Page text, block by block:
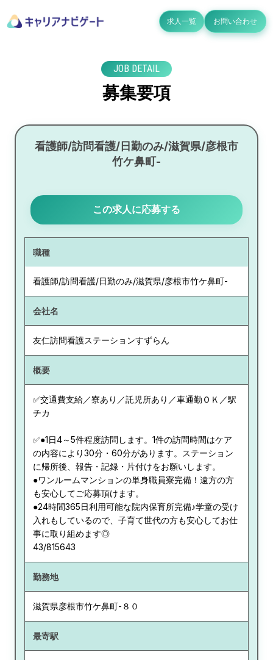
求人一覧 お問い合わせ
JOB DETAIL
募集要項
看護師/訪問看護/日勤のみ/滋賀県/彦根市
竹ケ鼻町-
この求人に応募する
職種
看護師/訪問看護/日勤のみ/滋賀県/彦根市竹ケ鼻町-
会社名
友仁訪問看護ステーションすずらん
概要
✅交通費支給／寮あり／託児所あり／車通勤ＯＫ／駅
チカ
✅●1日4～5件程度訪問します。1件の訪問時間はケア
の内容により30分・60分があります。ステーション
に帰所後、報告・記録・片付けをお願いします。
●ワンルームマンションの単身職員寮完備！遠方の方
も安心してご応募頂けます。
●24時間365日利用可能な院内保育所完備♪学童の受け
入れもしているので、子育て世代の方も安心してお仕
事に取り組めます◎
43/815643
勤務地
滋賀県彦根市竹ケ鼻町-８０
最寄駅